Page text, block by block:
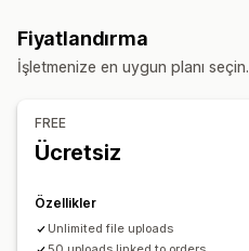
Varyasyon ek ücretleri
Envanter
Özel kurallar
Dosya dönüşümü
Fiyatlandırma
İşletmenize en uygun planı seçin.
FREE
Ücretsiz
Özellikler
Unlimited file uploads